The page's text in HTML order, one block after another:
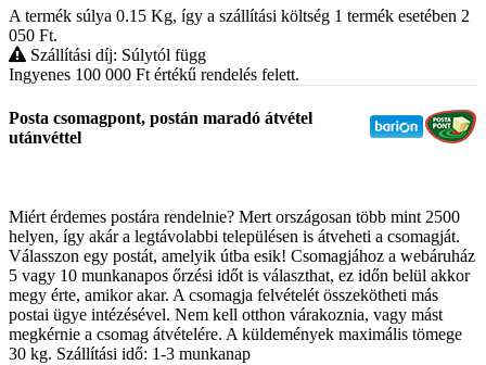
A termék súlya 0.15 Kg, így a szállítási költség 1 termék esetében 2
050 Ft.
Szállítási díj: Súlytól függ
Ingyenes 100 000 Ft értékű rendelés felett.
Posta csomagpont, postán maradó átvétel
utánvéttel
Miért érdemes postára rendelnie? Mert országosan több mint 2500
helyen, így akár a legtávolabbi településen is átveheti a csomagját.
Válasszon egy postát, amelyik útba esik! Csomagjához a webáruház
5 vagy 10 munkanapos őrzési időt is választhat, ez időn belül akkor
megy érte, amikor akar. A csomagja felvételét összekötheti más
postai ügye intézésével. Nem kell otthon várakoznia, vagy mást
megkérnie a csomag átvételére. A küldemények maximális tömege
30 kg. Szállítási idő: 1-3 munkanap